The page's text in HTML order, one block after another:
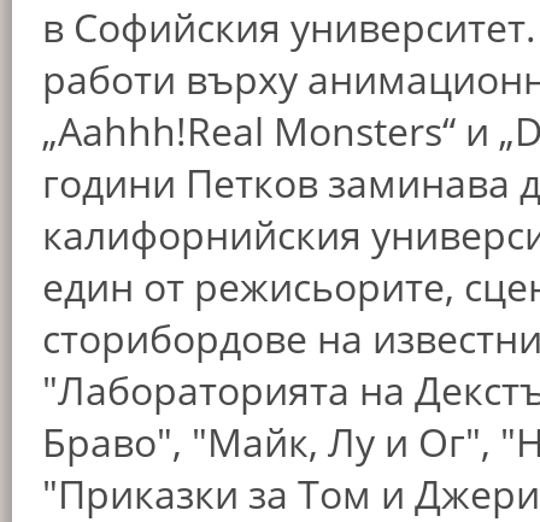
в Софийския
работи върху
„Aahhh!Real Monsters“ и
години Петков заминава
калифорнийския
един от режисьорите,
сторибордове на
"Лабораторията на
Браво", "Майк, Лу и Ог",
"Приказки за Том и